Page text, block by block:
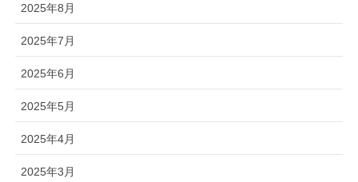
2025年8月
2025年7月
2025年6月
2025年5月
2025年4月
2025年3月